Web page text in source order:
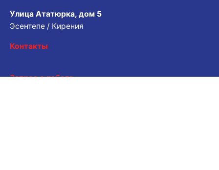
Улица Ататюрка, дом 5
Эсентепе / Кирения
Контакты
Запрос о работе